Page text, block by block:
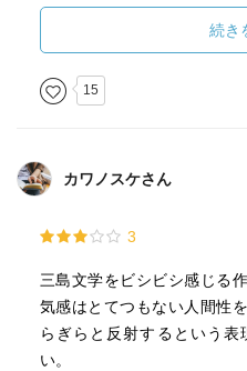
そう、まず形式がある。ま
るかのような型がある。そ
腐さが"仮面"ということなの
ともかくそのような文章が
嫌になってくると、三島の
たのが、１９世紀後半から
ス語の文章だ。
特徴としては、例えば、il
続き
15
カワノスケさん
3
三島文学をビシビシ感じる
気感はとてつもない人間性
らぎらと反射するという
い。